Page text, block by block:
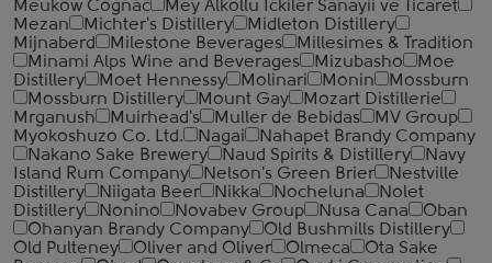
Meukow Cognac
Mey Alkollu Ickiler Sanayii ve Ticaret
Mezan
Michter's Distillery
Midleton Distillery
Mijnaberd
Milestone Beverages
Millesimes & Tradition
Minami Alps Wine and Beverages
Mizubasho
Moe
Distillery
Moet Hennessy Molinari Monin
Mossburn
Mossburn Distillery
Mount Gay
Mozart Distillerie
Mrganush
Muirhead's Muller de Bebidas
MV Group
Myokoshuzo Co. Ltd.
Nagai
Nahapet Brandy Company
Nakano Sake Brewery
Naud Spirits & Distillery
Navy
Island Rum Company
Nelson's Green Brier
Nestville
Distillery
Niigata Beer Nikka Nocheluna
Nolet
Distillery
Nonino Novabev Group Nusa Cana
Oban
Ohanyan Brandy Company
Old Bushmills Distillery
Old Pulteney
Oliver and Oliver Olmeca
Ota Sake